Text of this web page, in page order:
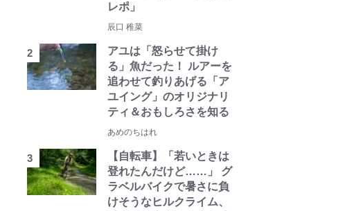
レポ」
辰口 稚菜
アユは「怒らせて掛け
る」魚だった！ ルアーを
追わせて釣りあげる「ア
ユイング」のオリジナリ
ティ＆おもしろさを知る
あめのちはれ
【自転車】「若いときは
登れたんだけど……」 グ
ラベルバイクで暑さに負
けそうなヒルクライム、